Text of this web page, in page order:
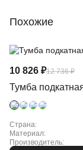
Похожие
Тумба
10 826 ₽12 736 ₽
Страна:
Материал:
Производитель: